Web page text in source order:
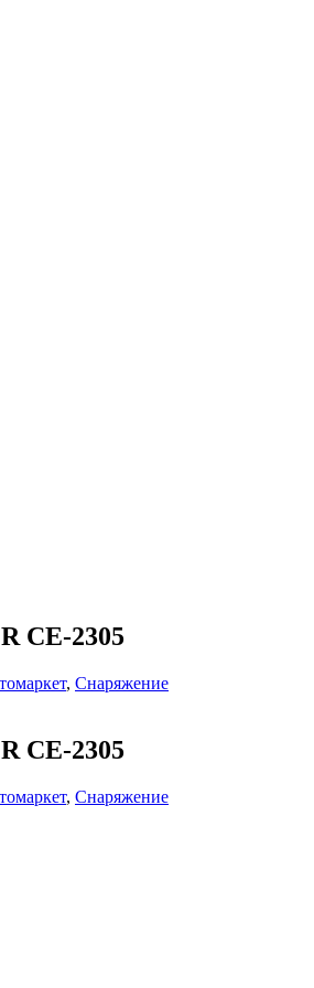
CE-2305
, Снаряжение
CE-2305
, Снаряжение